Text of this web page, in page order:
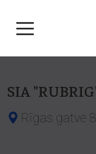
SIA
Rīgas gatve